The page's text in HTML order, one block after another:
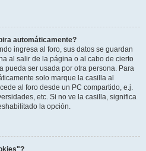
automáticamente?
ingresa al foro, sus datos se guardan
al salir de la página o al cabo de cierto
pueda ser usada por otra persona. Para
solo marque la casilla al
al foro desde un PC compartido, e.j.
etc. Si no ve la casilla, significa
la opción.